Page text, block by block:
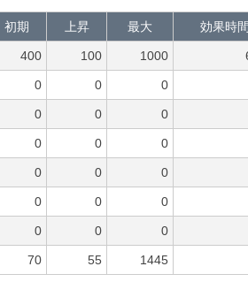
初期 上昇 最大 効果時
400 100 1000
0 0 0
0 0 0
0 0 0
0 0 0
0 0 0
0 0 0
70 55 1445